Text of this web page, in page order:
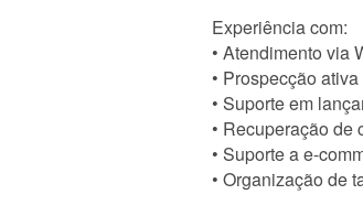
Experiência com:
• Atendimento via
• Prospecção
• Suporte em
• Recuperação
• Suporte a e-
• Organização de